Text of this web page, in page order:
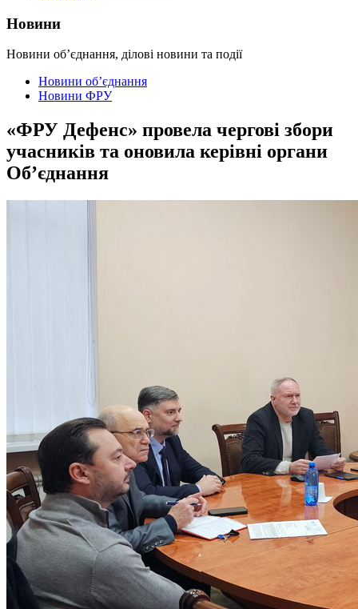
Новини
Новини об’єднання, ділові новини та події
Новини об’єднання
Новини ФРУ
«ФРУ Дефенс» провела чергові збори
учасників та оновила керівні органи
Об’єднання